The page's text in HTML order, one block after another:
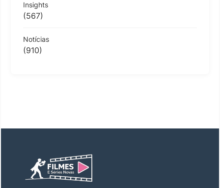
Insights
(567)
Notícias
(910)